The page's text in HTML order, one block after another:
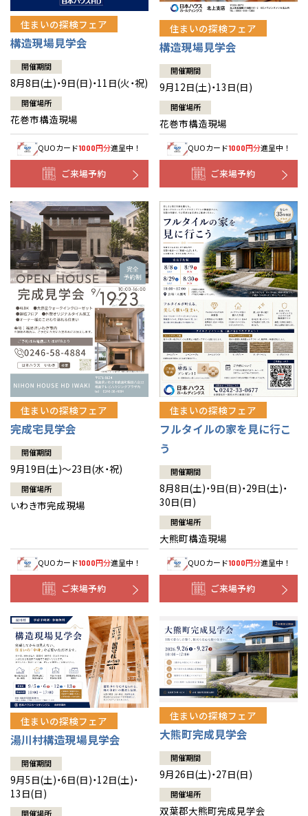
住まいの探検フェア
構造現場見学会
開催期間
8月8日(土)・9日(日)・11日(火・祝)
開催場所
花巻市構造現場
QUOカード1000円分進呈中！
ご来場予約
住まいの探検フェア
構造現場見学会
開催期間
9月12日(土)・13日(日)
開催場所
花巻市構造現場
QUOカード1000円分進呈中！
ご来場予約
住まいの探検フェア
完成宅見学会
開催期間
9月19日(土)～23日(水・祝)
開催場所
いわき市完成現場
QUOカード1000円分進呈中！
ご来場予約
住まいの探検フェア
フルタイルの家を見に行こ
う
開催期間
8月8日(土)・9日(日)・29日(土)・
30日(日)
開催場所
大熊町構造現場
QUOカード1000円分進呈中！
ご来場予約
住まいの探検フェア
湯川村構造現場見学会
開催期間
9月5日(土)・6日(日)・12日(土)・
13日(日)
開催場所
住まいの探検フェア
大熊町完成見学会
開催期間
9月26日(土)・27日(日)
開催場所
双葉郡大熊町完成見学会